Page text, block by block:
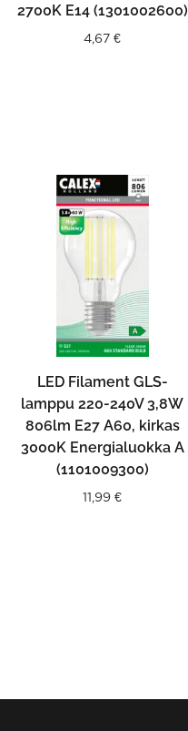
2700K E14 (1301002600)
4,67 €
LED Filament GLS-
lamppu 220-240V 3,8W
806lm E27 A60, kirkas
3000K Energialuokka A
(1101009300)
11,99 €